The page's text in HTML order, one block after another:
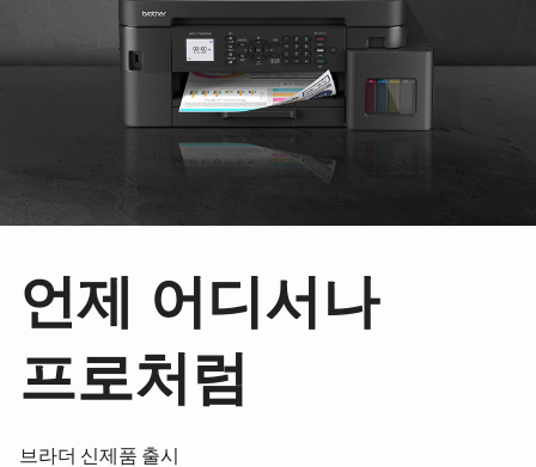
언제 어디서나
프로처럼
브라더 신제품 출시